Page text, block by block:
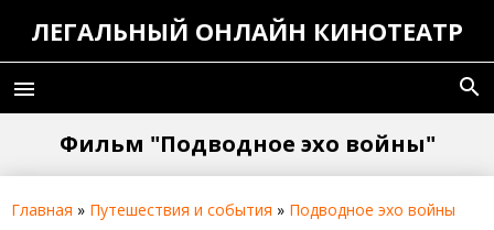
ЛЕГАЛЬНЫЙ ОНЛАЙН КИНОТЕАТР
menu search
Фильм "Подводное эхо войны"
Главная » Путешествия и события » Подводное эхо войны